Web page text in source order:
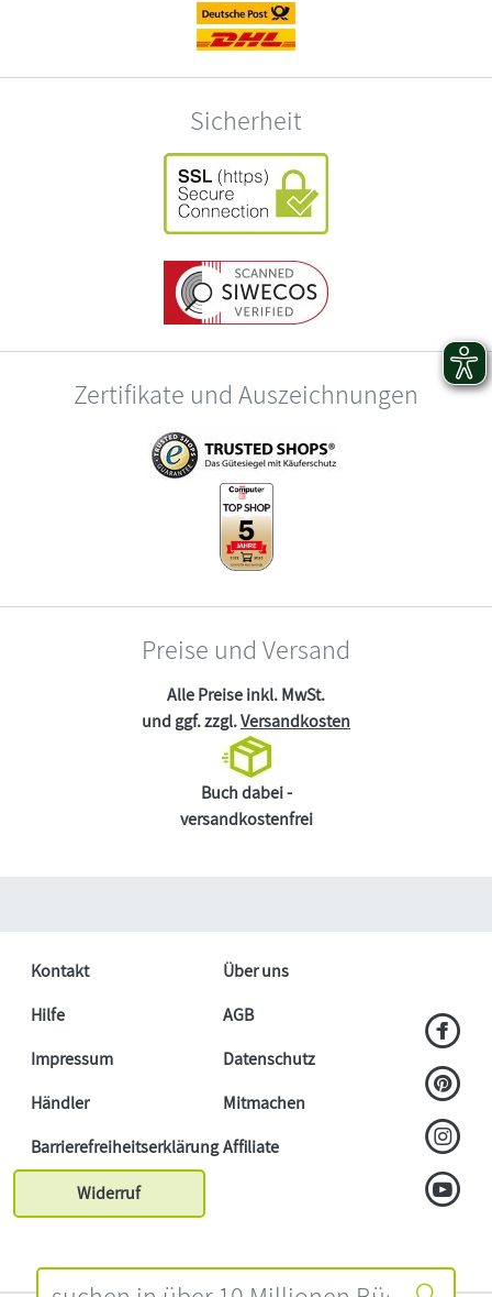
Sicherheit
Zertifikate und Auszeichnungen
Preise und Versand
Alle Preise inkl. MwSt.
und ggf. zzgl.Versandkosten
Buch dabei -
versandkostenfrei
Kontakt
Über uns
Hilfe
AGB
Impressum
Datenschutz
Händler
Mitmachen
BarrierefreiheitserklärungAffiliate
Widerruf